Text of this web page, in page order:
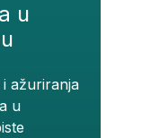
u
ažuriranja
u